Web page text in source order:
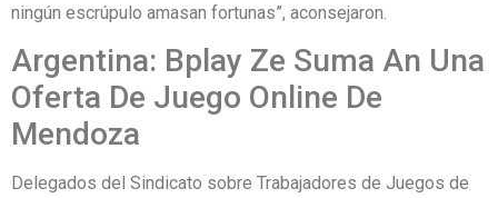
ningún escrúpulo amasan fortunas”, aconsejaron.
Argentina: Bplay Ze Suma An Una
Oferta De Juego Online De
Mendoza
Delegados del Sindicato sobre Trabajadores de Juegos de